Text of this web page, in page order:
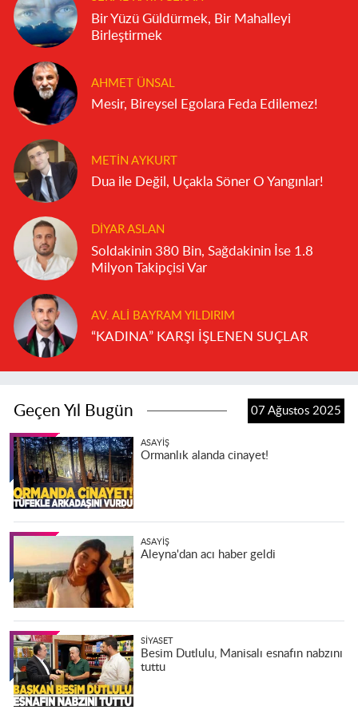
Bir Yüzü Güldürmek, Bir Mahalleyi
Birleştirmek
AHMET ÜNSAL
Mesir, Bireysel Egolara Feda Edilemez!
METIN AYKURT
Dua ile Değil, Uçakla Söner O Yangınlar!
DIYAR ASLAN
Soldakinin 380 Bin, Sağdakinin İse 1.8
Milyon Takipçisi Var
AV. ALI BAYRAM YILDIRIM
“KADINA” KARŞI İŞLENEN SUÇLAR
Geçen Yıl Bugün 07 Ağustos 2025
ASAYIŞ
Ormanlık alanda cinayet!
ASAYIŞ
Aleyna'dan acı haber geldi
SIYASET
Besim Dutlulu, Manisalı esnafın nabzını
tuttu